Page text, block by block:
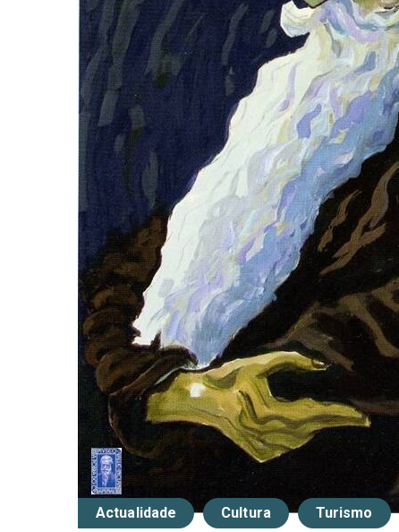
Actualidade Cultura Turismo